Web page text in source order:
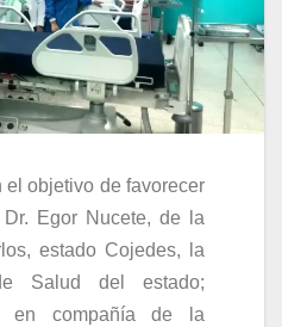
el objetivo de favorecer
Egor Nucete, de la
estado Cojedes, la
Salud del estado;
en compañía de la